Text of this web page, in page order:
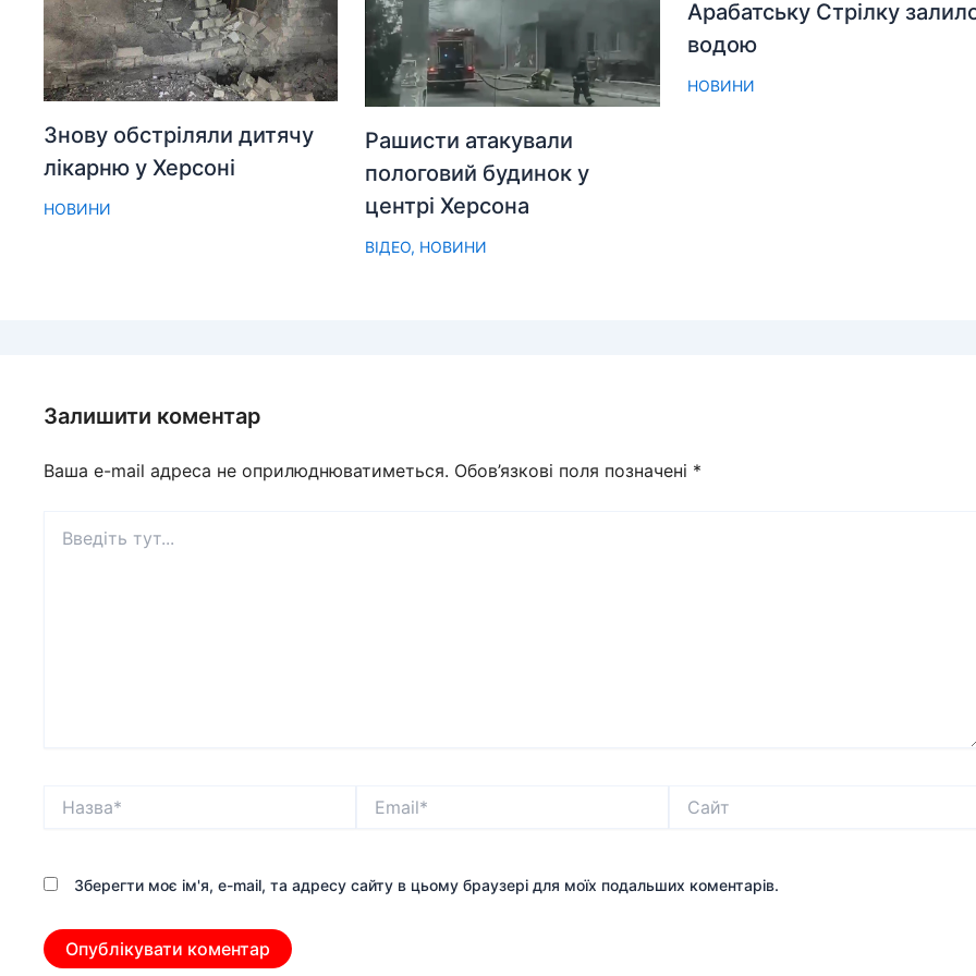
Знову обстріляли дитячу
лікарню у Херсоні
НОВИНИ
Рашисти атакували
пологовий будинок у
центрі Херсона
ВІДЕО, НОВИНИ
Арабатську Стрілку
водою
НОВИНИ
Залишити коментар
Ваша e-mail адреса не оприлюднюватиметься. Обов’язкові поля позначені *
тут...
Зберегти моє ім'я, e-mail, та адресу сайту в цьому браузері для моїх подальших коментарів.